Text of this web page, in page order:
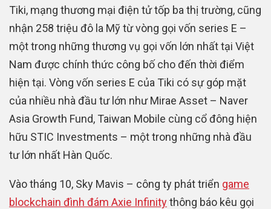
Tiki, mạng thương mại điện tử tốp ba thị trường, cũng
nhận 258 triệu đô la Mỹ từ vòng gọi vốn series E –
một trong những thương vụ gọi vốn lớn nhất tại Việt
Nam được chính thức công bố cho đến thời điểm
hiện tại. Vòng vốn series E của Tiki có sự góp mặt
của nhiều nhà đầu tư lớn như Mirae Asset – Naver
Asia Growth Fund, Taiwan Mobile cùng cổ đông hiện
hữu STIC Investments – một trong những nhà đầu
tư lớn nhất Hàn Quốc.
Vào tháng 10, Sky Mavis – công ty phát triển game
blockchain đình đám Axie Infinitythông báo kêu gọi